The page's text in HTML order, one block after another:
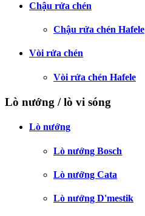
Chậu rửa chén
Chậu rửa chén Hafele
Vòi rửa chén
Vòi rửa chén Hafele
Lò nướng / lò vi sóng
Lò nướng
Lò nướng Bosch
Lò nướng Cata
Lò nướng D'mestik